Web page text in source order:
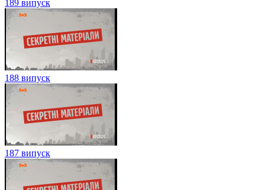
189 випуск
188 випуск
187 випуск